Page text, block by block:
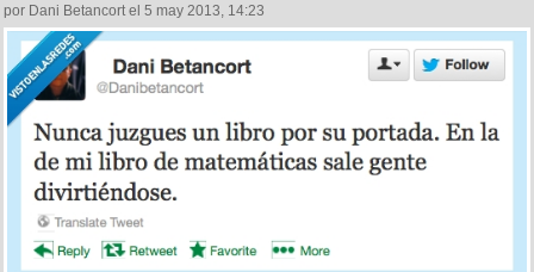
por Dani Betancort el 5 may 2013, 14:23